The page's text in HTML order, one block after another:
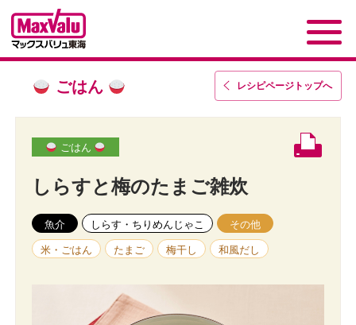
レシピページトップへ
ごはん
ごはん
しらすと梅のたまご雑炊
魚介 しらす・ちりめんじゃこ その他
米・ごはん たまご 梅干し 和風だし